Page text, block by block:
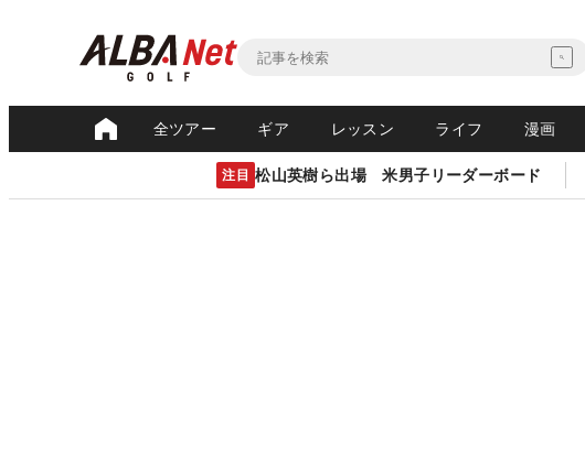
全ツアー ギア レッスン ライフ 漫画
注目 松山英樹ら出場 米男子リーダーボード